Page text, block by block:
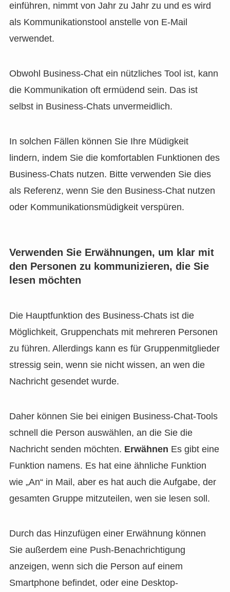
einführen, nimmt von Jahr zu Jahr zu und es wird
als Kommunikationstool anstelle von E-Mail
verwendet.
Obwohl Business-Chat ein nützliches Tool ist, kann
die Kommunikation oft ermüdend sein. Das ist
selbst in Business-Chats unvermeidlich.
In solchen Fällen können Sie Ihre Müdigkeit
lindern, indem Sie die komfortablen Funktionen des
Business-Chats nutzen. Bitte verwenden Sie dies
als Referenz, wenn Sie den Business-Chat nutzen
oder Kommunikationsmüdigkeit verspüren.
Verwenden Sie Erwähnungen, um klar mit
den Personen zu kommunizieren, die Sie
lesen möchten
Die Hauptfunktion des Business-Chats ist die
Möglichkeit, Gruppenchats mit mehreren Personen
zu führen. Allerdings kann es für Gruppenmitglieder
stressig sein, wenn sie nicht wissen, an wen die
Nachricht gesendet wurde.
Daher können Sie bei einigen Business-Chat-Tools
schnell die Person auswählen, an die Sie die
Nachricht senden möchten. Erwähnen Es gibt eine
Funktion namens. Es hat eine ähnliche Funktion
wie „An“ in Mail, aber es hat auch die Aufgabe, der
gesamten Gruppe mitzuteilen, wen sie lesen soll.
Durch das Hinzufügen einer Erwähnung können
Sie außerdem eine Push-Benachrichtigung
anzeigen, wenn sich die Person auf einem
Smartphone befindet, oder eine Desktop-